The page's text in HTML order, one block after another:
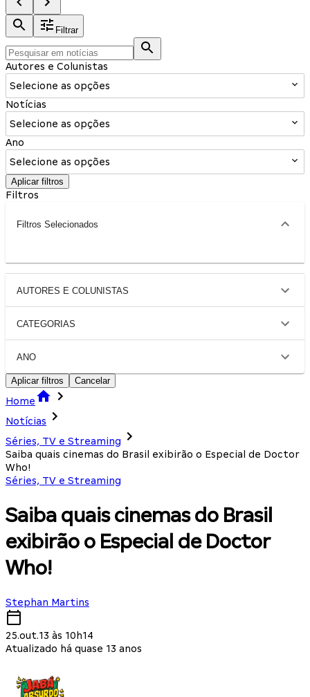
Filtrar
Autores e Colunistas
Selecione as opções
Notícias
Selecione as opções
Ano
Selecione as opções
Aplicar filtros
Filtros
Filtros Selecionados
AUTORES E COLUNISTAS
CATEGORIAS
ANO
Aplicar filtros Cancelar
Home
Notícias
Séries, TV e Streaming
Saiba quais cinemas do Brasil exibirão o Especial de Doctor
Who!
Séries, TV e Streaming
Saiba quais cinemas do Brasil
exibirão o Especial de Doctor
Who!
Stephan Martins
25.out.13 às 10h14
Atualizado há quase 13 anos